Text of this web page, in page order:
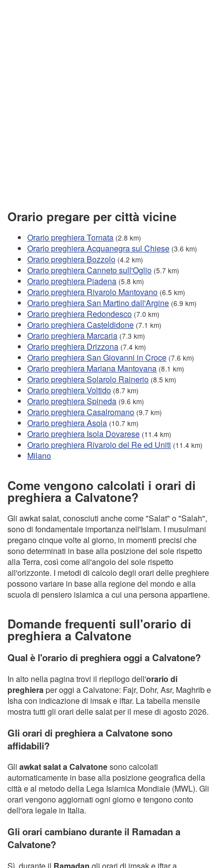
Orario pregare per città vicine
Orario preghiera Tornata (2.8 km)
Orario preghiera Acquanegra sul Chiese (3.6 km)
Orario preghiera Bozzolo (4.2 km)
Orario preghiera Canneto sull'Oglio (5.7 km)
Orario preghiera Piadena (5.8 km)
Orario preghiera Rivarolo Mantovano (6.5 km)
Orario preghiera San Martino dall'Argine (6.9 km)
Orario preghiera Redondesco (7.0 km)
Orario preghiera Casteldidone (7.1 km)
Orario preghiera Marcaria (7.3 km)
Orario preghiera Drizzona (7.4 km)
Orario preghiera San Giovanni in Croce (7.6 km)
Orario preghiera Mariana Mantovana (8.1 km)
Orario preghiera Solarolo Rainerio (8.5 km)
Orario preghiera Voltido (8.7 km)
Orario preghiera Spineda (9.6 km)
Orario preghiera Casalromano (9.7 km)
Orario preghiera Asola (10.7 km)
Orario preghiera Isola Dovarese (11.4 km)
Orario preghiera Rivarolo del Re ed Uniti (11.4 km)
Milano
Come vengono calcolati i orari di
preghiera a Calvatone?
Gli awkat salat, conosciuti anche come "Salat" o "Salah",
sono di fondamentale importanza nell'Islam. I musulmani
pregano cinque volte al giorno, in momenti precisi che
sono determinati in base alla posizione del sole rispetto
alla Terra, così come all'angolo del sole rispetto
all'orizzonte. I metodi di calcolo degli orari delle preghiere
possono variare in base alla regione del mondo e alla
scuola di pensiero islamica a cui una persona appartiene.
Domande frequenti sull'orario di
preghiera a Calvatone
Qual è l'orario di preghiera oggi a Calvatone?
In alto nella pagina trovi il riepilogo dell'orario di
preghieraper oggi a Calvatone: Fajr, Dohr, Asr, Maghrib e
Isha con indicazione di imsak e iftar. La tabella mensile
mostra tutti gli orari delle salat per il mese di agosto 2026.
Gli orari di preghiera a Calvatone sono
affidabili?
Gli awkat salat a Calvatonesono calcolati
automaticamente in base alla posizione geografica della
città e al metodo della Lega Islamica Mondiale (MWL). Gli
orari vengono aggiornati ogni giorno e tengono conto
dell'ora legale in Italia.
Gli orari cambiano durante il Ramadan a
Calvatone?